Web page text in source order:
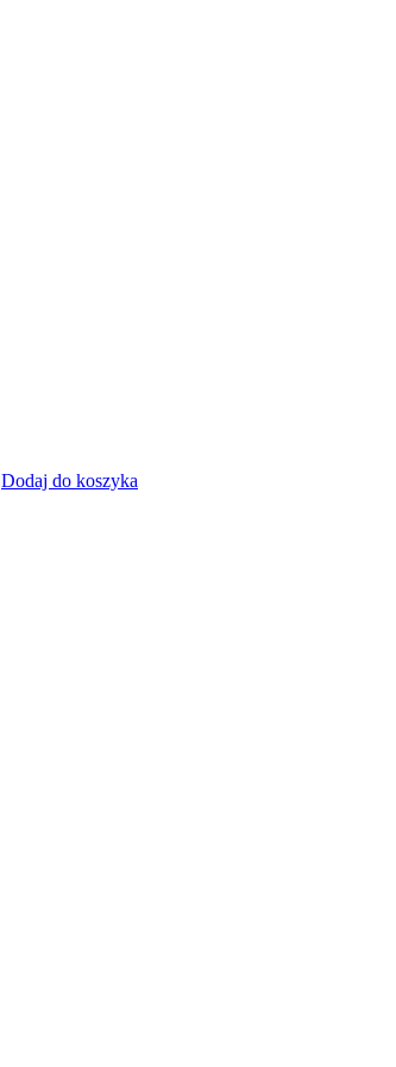
Dodaj do koszyka